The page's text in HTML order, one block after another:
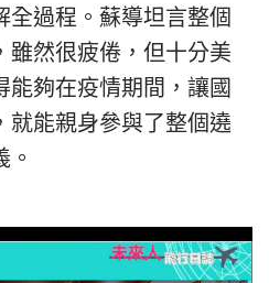
全過程。蘇導坦言整個
雖然很疲倦，但十分美
能夠在疫情期間，讓國
就能親身參與了整個遶